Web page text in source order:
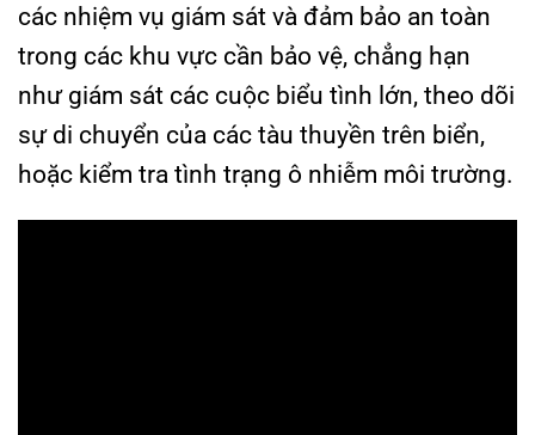
các nhiệm vụ giám sát và đảm bảo an toàn
trong các khu vực cần bảo vệ, chẳng hạn
như giám sát các cuộc biểu tình lớn, theo dõi
sự di chuyển của các tàu thuyền trên biển,
hoặc kiểm tra tình trạng ô nhiễm môi trường.